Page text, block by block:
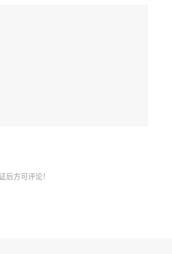
后方可评论！